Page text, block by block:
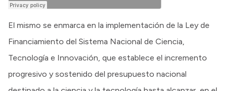
El mismo se enmarca en la implementación de la Ley de
Financiamiento del Sistema Nacional de Ciencia,
Tecnología e Innovación, que establece el incremento
progresivo y sostenido del presupuesto nacional